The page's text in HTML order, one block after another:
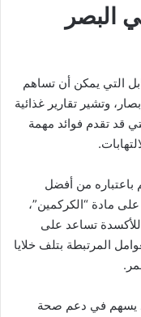
البصر
التي يمكن أن تساهم
وتشير تقارير غذائية
قد تقدم فوائد مهمة
باعتباره من أفضل
على مادة “الكركمين”،
تساعد على
المرتبطة بتلف خلايا
يسهم في دعم صحة